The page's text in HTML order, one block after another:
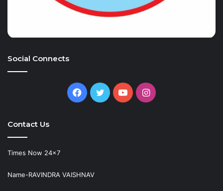
Social Connects
Facebook
TwitterYouTubeInstagram
Contact Us
Times Now 24×7
Name-RAVINDRA VAISHNAV